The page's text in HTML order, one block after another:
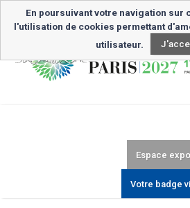
Espace
Votre badge
En poursuivant votre navigation sur
l'utilisation de cookies permettant
utilisateur.